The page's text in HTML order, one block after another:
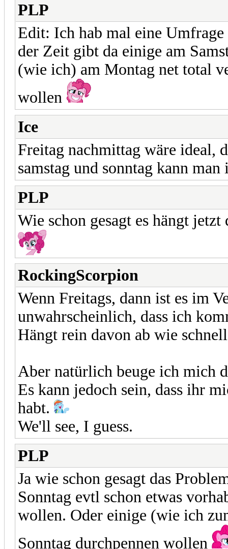
PLP
Edit: Ich hab mal eine
der Zeit gibt da einige am
(wie ich) am Montag net total
wollen
Ice
Freitag nachmittag wäre ideal,
samstag und sonntag kann
PLP
Wie schon gesagt es hängt
RockingScorpion
Wenn Freitags, dann ist es im
unwahrscheinlich, dass ich
Hängt rein davon ab wie
Aber natürlich beuge ich mich
Es kann jedoch sein, dass ihr
habt.
We'll see, I guess.
PLP
Ja wie schon gesagt das
Sonntag evtl schon etwas
wollen. Oder einige (wie ich
Sonntag durchpennen wollen